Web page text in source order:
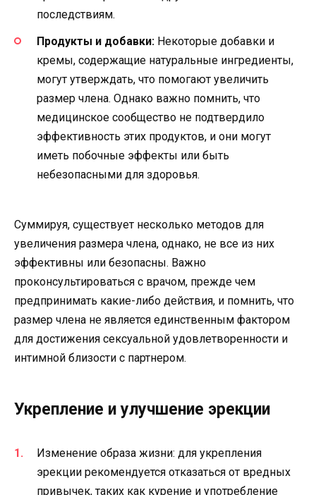
последствиям.
Продукты и добавки: Некоторые добавки и
кремы, содержащие натуральные ингредиенты,
могут утверждать, что помогают увеличить
размер члена. Однако важно помнить, что
медицинское сообщество не подтвердило
эффективность этих продуктов, и они могут
иметь побочные эффекты или быть
небезопасными для здоровья.
Суммируя, существует несколько методов для
увеличения размера члена, однако, не все из них
эффективны или безопасны. Важно
проконсультироваться с врачом, прежде чем
предпринимать какие-либо действия, и помнить, что
размер члена не является единственным фактором
для достижения сексуальной удовлетворенности и
интимной близости с партнером.
Укрепление и улучшение эрекции
Изменение образа жизни: для укрепления
эрекции рекомендуется отказаться от вредных
привычек, таких как курение и употребление